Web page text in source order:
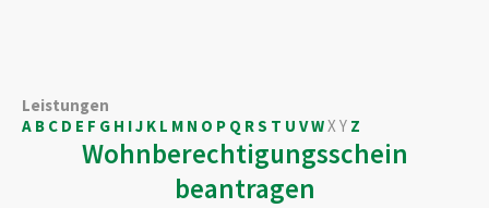
Leistungen
A B C D E F G H IJ K L M N O P Q RS T U VWXY Z
Wohnberechtigungsschein
beantragen